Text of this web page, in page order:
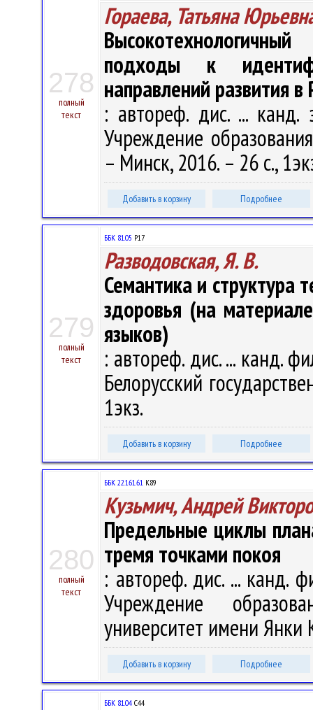
278
полный
текст
Гораева, Татьяна
подходы к
направлений развития в
: автореф. дис. ...
Учреждение
– Минск, 2016. – 26 с.,
Добавить в корзину Подробнее
279
полный
текст
ББК 81.05 Р17
Разводовская, Я. В.
Семантика и структура
здоровья (на
языков)
: автореф. дис. ... канд.
Белорусский
1экз.
Добавить в корзину Подробнее
280
полный
текст
ББК 22.161.61 К89
Кузьмич, Андрей
Предельные циклы
тремя точками покоя
: автореф. дис. ... канд.
Учреждение
университет имени Янки
Добавить в корзину Подробнее
ББК 81.04 С44